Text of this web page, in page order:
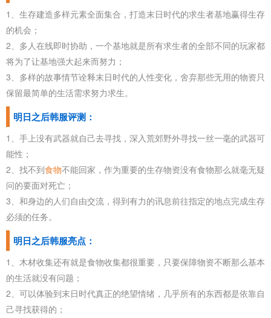
1、生存建造多样元素全面集合，打造末日时代的求生者基地赢得生存
的机会；
2、多人在线即时协助，一个基地就是所有求生者的全部不同的玩家都
将为了让基地强大起来而努力；
3、多样的故事情节诠释末日时代的人性变化，舍弃那些无用的物资只
保留最简单的生活需求努力求生。
明日之后韩服评测：
1、手上没有武器就自己去寻找，深入荒郊野外寻找一丝一毫的武器可
能性；
2、找不到食物不能回家，作为重要的生存物资没有食物那么就毫无疑
问的要面对死亡；
3、和身边的人们自由交流，得到有力的讯息前往指定的地点完成生存
必须的任务。
明日之后韩服亮点：
1、木材收集还有就是食物收集都很重要，只要保障物资不断那么基本
的生活就没有问题；
2、可以体验到末日时代真正的绝望情绪，几乎所有的东西都是依靠自
己寻找获得的；